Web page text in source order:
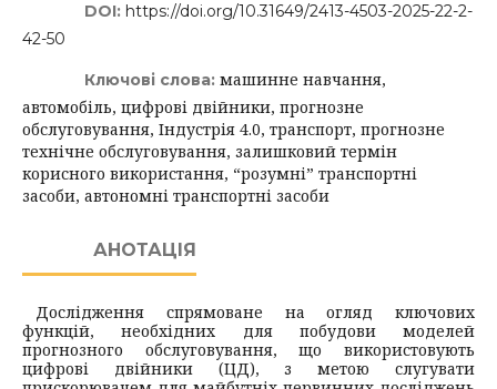
DOI: https://doi.org/10.31649/2413-4503-2025-22-2-
42-50
Ключові слова: машинне навчання,
автомобіль, цифрові двійники, прогнозне
обслуговування, Індустрія 4.0, транспорт, прогнозне
технічне обслуговування, залишковий термін
корисного використання, “розумні” транспортні
засоби, автономні транспортні засоби
АНОТАЦІЯ
Дослідження спрямоване на огляд ключових
функцій, необхідних для побудови моделей
прогнозного обслуговування, що використовують
цифрові двійники (ЦД), з метою слугувати